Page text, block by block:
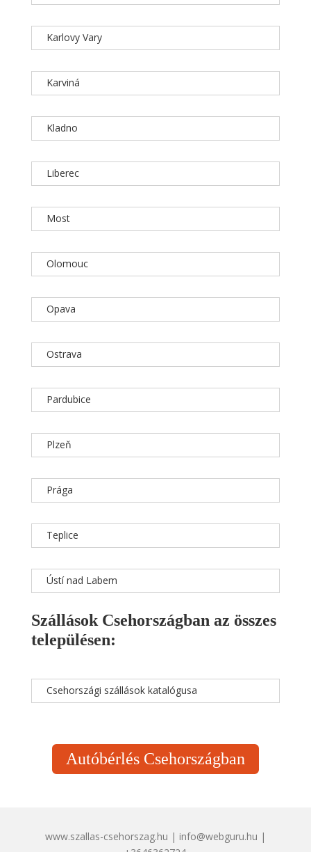
Karlovy Vary
Karviná
Kladno
Liberec
Most
Olomouc
Opava
Ostrava
Pardubice
Plzeň
Prága
Teplice
Ústí nad Labem
Szállások Csehországban az összes
településen:
Csehországi szállások katalógusa
Autóbérlés Csehországban
www.szallas-csehorszag.hu | info@webguru.hu |